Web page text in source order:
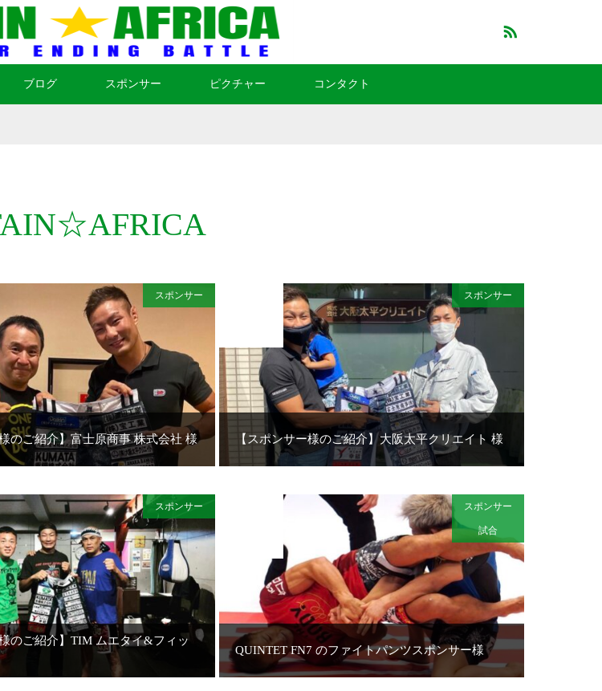
ブログ スポンサー ピクチャー コンタクト
のご紹介】富士原商事 株式会社 様
スポンサー
【スポンサー様のご紹介】大阪太平クリエイト 様
スポンサー
のご紹介】TIM ムエタイ&フィッ
スポンサー
QUINTET FN7 のファイトパンツスポンサー様
スポンサー
試合